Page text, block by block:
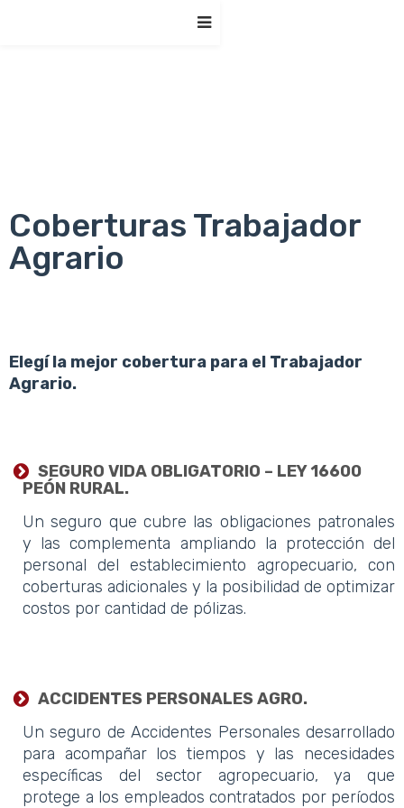
Coberturas Trabajador
Agrario
Elegí la mejor cobertura para el Trabajador
Agrario.
SEGURO VIDA OBLIGATORIO – LEY 16600
PEÓN RURAL.
Un seguro que cubre las obligaciones patronales
y las complementa ampliando la protección del
personal del establecimiento agropecuario, con
coberturas adicionales y la posibilidad de optimizar
costos por cantidad de pólizas.
ACCIDENTES PERSONALES AGRO.
Un seguro de Accidentes Personales desarrollado
para acompañar los tiempos y las necesidades
específicas del sector agropecuario, ya que
protege a los empleados contratados por períodos